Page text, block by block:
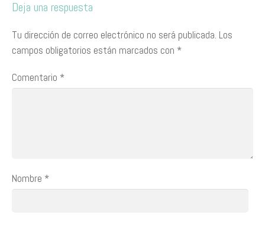
Deja una respuesta
Tu dirección de correo electrónico no será publicada. Los
campos obligatorios están marcados con *
Comentario *
Nombre *